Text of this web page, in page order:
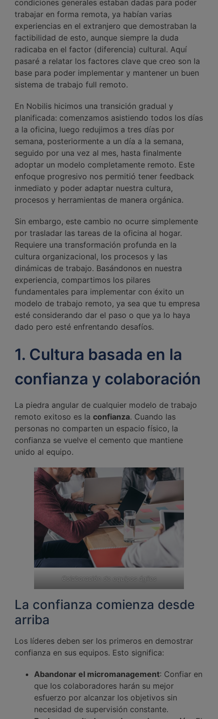
condiciones generales estaban dadas para poder
trabajar en forma remota, ya habían varias
experiencias en el extranjero que demostraban la
factibilidad de esto, aunque siempre la duda
radicaba en el factor (diferencia) cultural. Aquí
pasaré a relatar los factores clave que creo son la
base para poder implementar y mantener un buen
sistema de trabajo full remoto.
En Nobilis hicimos una transición gradual y
planificada: comenzamos asistiendo todos los días
a la oficina, luego redujimos a tres días por
semana, posteriormente a un día a la semana,
seguido por una vez al mes, hasta finalmente
adoptar un modelo completamente remoto. Este
enfoque progresivo nos permitió tener feedback
inmediato y poder adaptar nuestra cultura,
procesos y herramientas de manera orgánica.
Sin embargo, este cambio no ocurre simplemente
por trasladar las tareas de la oficina al hogar.
Requiere una transformación profunda en la
cultura organizacional, los procesos y las
dinámicas de trabajo. Basándonos en nuestra
experiencia, compartimos los pilares
fundamentales para implementar con éxito un
modelo de trabajo remoto, ya sea que tu empresa
esté considerando dar el paso o que ya lo haya
dado pero esté enfrentando desafíos.
1. Cultura basada en la
confianza y colaboración
La piedra angular de cualquier modelo de trabajo
remoto exitoso es la confianza. Cuando las
personas no comparten un espacio físico, la
confianza se vuelve el cemento que mantiene
unido al equipo.
Colaboración de equipos ágiles
La confianza comienza desde
arriba
Los líderes deben ser los primeros en demostrar
confianza en sus equipos. Esto significa:
Abandonar el micromanagement: Confiar en
que los colaboradores harán su mejor
esfuerzo por alcanzar los objetivos sin
necesidad de supervisión constante.